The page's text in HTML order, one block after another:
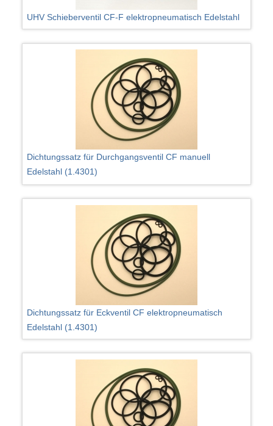
UHV Schieberventil CF-F elektropneumatisch Edelstahl
Dichtungssatz für Durchgangsventil CF manuell
Edelstahl (1.4301)
Dichtungssatz für Eckventil CF elektropneumatisch
Edelstahl (1.4301)